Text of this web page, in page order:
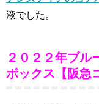
液でした。
２０２２年ブル
ボックス【阪急